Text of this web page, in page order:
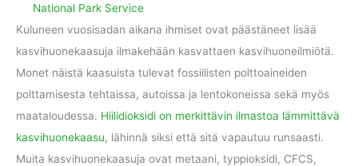
National Park Service
Kuluneen vuosisadan aikana ihmiset ovat päästäneet lisää
kasvihuonekaasuja ilmakehään kasvattaen kasvihuoneilmiötä.
Monet näistä kaasuista tulevat fossiilisten polttoaineiden
polttamisesta tehtaissa, autoissa ja lentokoneissa sekä myös
maataloudessa. Hiilidioksidi on merkittävin ilmastoa lämmittävä
kasvihuonekaasu, lähinnä siksi että sitä vapautuu runsaasti.
Muita kasvihuonekaasuja ovat metaani, typpioksidi, CFCS,